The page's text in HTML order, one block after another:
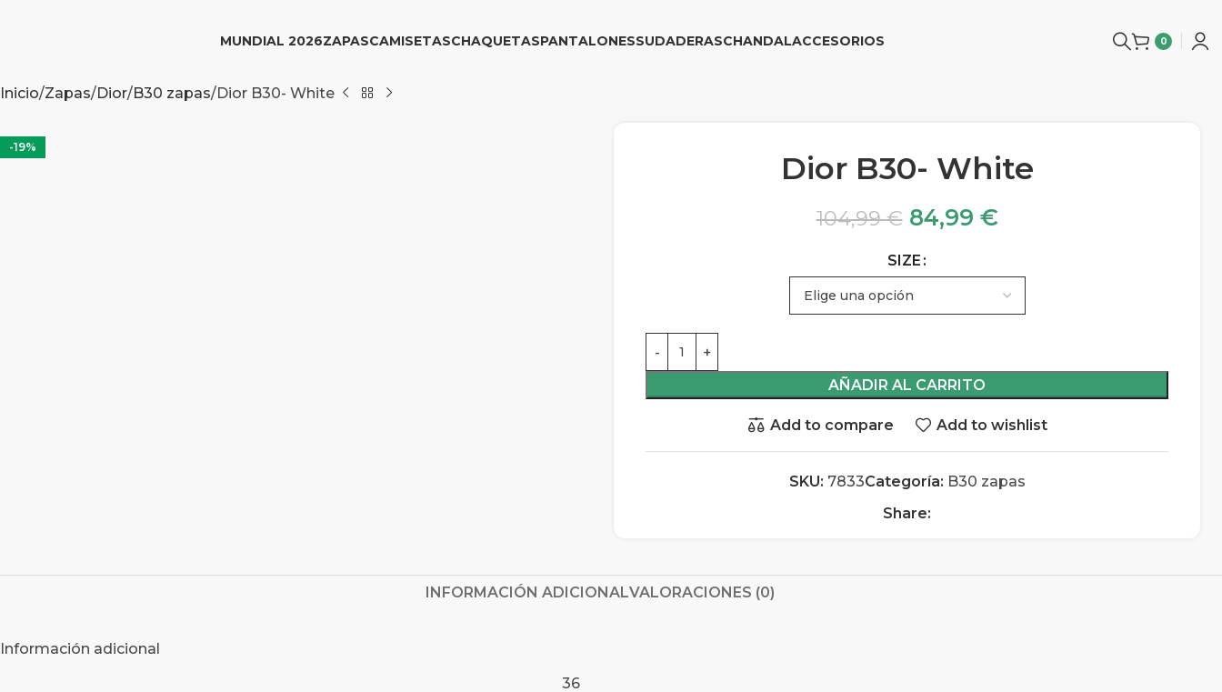
MUNDIAL 2026ZAPASCAMISETASCHAQUETASPANTALONESSUDADERASCHANDALACCESORIOS 0
Inicio Zapas Dior B30 zapas Dior B30- White
-19%
Dior B30- White
104,99€ 84,99 €
SIZE
AÑADIR AL CARRITO
Add to compare Add to wishlist
SKU: 7833Categoría: B30 zapas
Share:
INFORMACIÓN ADICIONALVALORACIONES (0)
Información adicional
36